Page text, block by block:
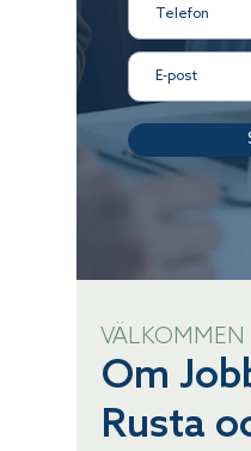
VÄLKOMMEN
Om
Rusta